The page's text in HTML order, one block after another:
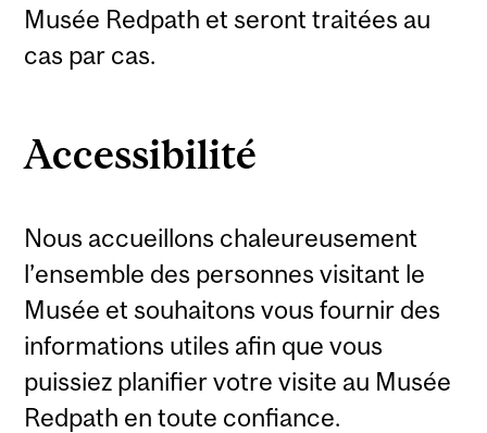
Musée Redpath et seront traitées au
cas par cas.
Accessibilité
Nous accueillons chaleureusement
l’ensemble des personnes visitant le
Musée et souhaitons vous fournir des
informations utiles afin que vous
puissiez planifier votre visite au Musée
Redpath en toute confiance.